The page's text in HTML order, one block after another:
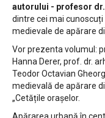
autorului - profesor
dintre cei mai
medievale de apărare
Vor prezenta volumul:
Hanna Derer, prof. dr.
Teodor Octavian
medievală de apărare
„Cetățile orașelor.
Apărarea urbană în